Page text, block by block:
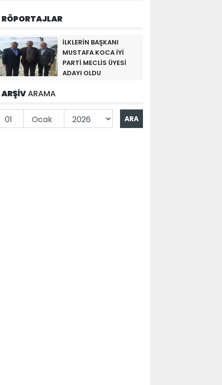
RÖPORTAJLAR
İLKLERİN BAŞKANI
MUSTAFA KOCA İYİ
PARTİ MECLİS ÜYESİ
ADAYI OLDU
ARŞİVARAMA